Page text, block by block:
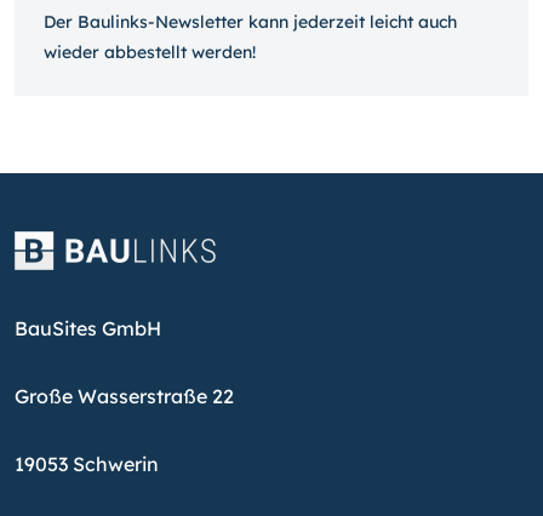
Der Baulinks-Newsletter kann jeder­zeit leicht auch
wieder ab­bestellt werden!
BauSites GmbH
Große Wasserstraße 22
19053 Schwerin